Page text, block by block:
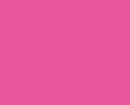
Setiap inflatable
dalam proses